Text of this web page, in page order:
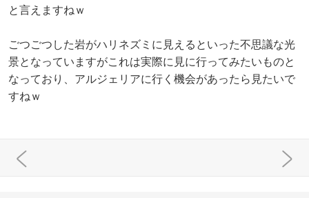
と言えますねｗ
ごつごつした岩がハリネズミに見えるといった不思議な光
景となっていますがこれは実際に見に行ってみたいものと
なっており、アルジェリアに行く機会があったら見たいで
すねｗ